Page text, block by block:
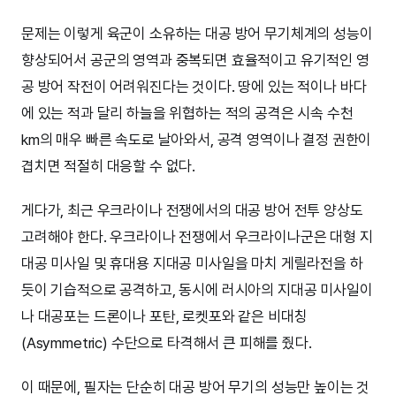
문제는 이렇게 육군이 소유하는 대공 방어 무기체계의 성능이
향상되어서 공군의 영역과 중복되면 효율적이고 유기적인 영
공 방어 작전이 어려워진다는 것이다. 땅에 있는 적이나 바다
에 있는 적과 달리 하늘을 위협하는 적의 공격은 시속 수천
km의 매우 빠른 속도로 날아와서, 공격 영역이나 결정 권한이
겹치면 적절히 대응할 수 없다.
게다가, 최근 우크라이나 전쟁에서의 대공 방어 전투 양상도
고려해야 한다. 우크라이나 전쟁에서 우크라이나군은 대형 지
대공 미사일 및 휴대용 지대공 미사일을 마치 게릴라전을 하
듯이 기습적으로 공격하고, 동시에 러시아의 지대공 미사일이
나 대공포는 드론이나 포탄, 로켓포와 같은 비대칭
(Asymmetric) 수단으로 타격해서 큰 피해를 줬다.
이 때문에, 필자는 단순히 대공 방어 무기의 성능만 높이는 것